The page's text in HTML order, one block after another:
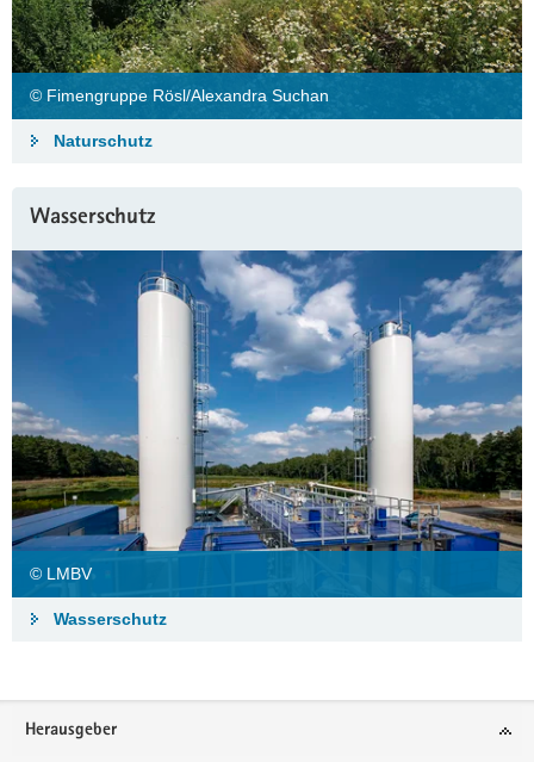
© Fimengruppe Rösl/Alexandra Suchan
Naturschutz
Wasserschutz
© LMBV
Wasserschutz
Footer-
Herausgeber